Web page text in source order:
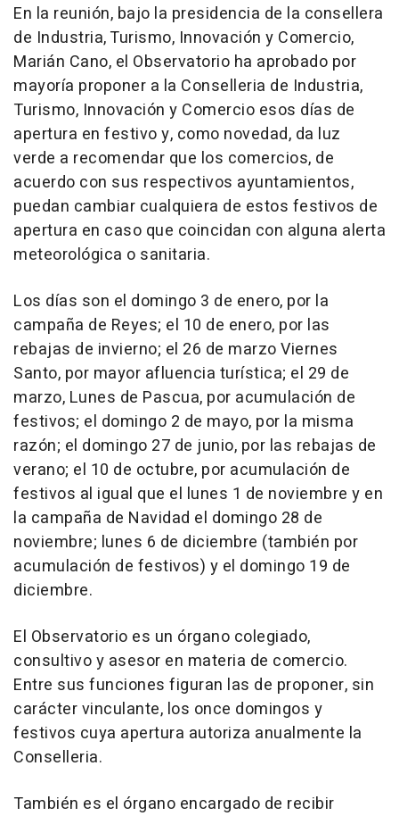
En la reunión, bajo la presidencia de la consellera
de Industria, Turismo, Innovación y Comercio,
Marián Cano, el Observatorio ha aprobado por
mayoría proponer a la Conselleria de Industria,
Turismo, Innovación y Comercio esos días de
apertura en festivo y, como novedad, da luz
verde a recomendar que los comercios, de
acuerdo con sus respectivos ayuntamientos,
puedan cambiar cualquiera de estos festivos de
apertura en caso que coincidan con alguna alerta
meteorológica o sanitaria.
Los días son el domingo 3 de enero, por la
campaña de Reyes; el 10 de enero, por las
rebajas de invierno; el 26 de marzo Viernes
Santo, por mayor afluencia turística; el 29 de
marzo, Lunes de Pascua, por acumulación de
festivos; el domingo 2 de mayo, por la misma
razón; el domingo 27 de junio, por las rebajas de
verano; el 10 de octubre, por acumulación de
festivos al igual que el lunes 1 de noviembre y en
la campaña de Navidad el domingo 28 de
noviembre; lunes 6 de diciembre (también por
acumulación de festivos) y el domingo 19 de
diciembre.
El Observatorio es un órgano colegiado,
consultivo y asesor en materia de comercio.
Entre sus funciones figuran las de proponer, sin
carácter vinculante, los once domingos y
festivos cuya apertura autoriza anualmente la
Conselleria.
También es el órgano encargado de recibir